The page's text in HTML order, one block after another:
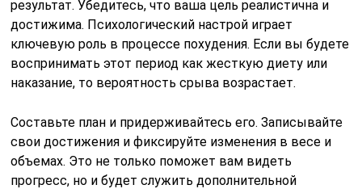
результат. Убедитесь, что ваша цель реалистична и
достижима. Психологический настрой играет
ключевую роль в процессе похудения. Если вы будете
воспринимать этот период как жесткую диету или
наказание, то вероятность срыва возрастает.
Составьте план и придерживайтесь его. Записывайте
свои достижения и фиксируйте изменения в весе и
объемах. Это не только поможет вам видеть
прогресс, но и будет служить дополнительной